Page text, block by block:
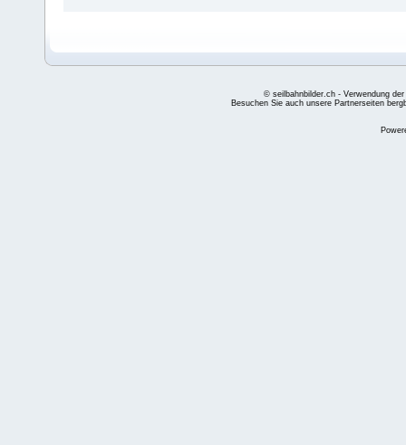
© seilbahnbilder.ch - Verwendung
Besuchen Sie auch unsere Partnerseiten